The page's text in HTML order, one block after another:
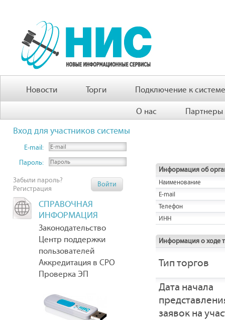
Новости Торги Подключение к системе
О нас Партнеры
Вход для участников системы
E-mail:
Пароль:
Забыли пароль?
Регистрация
СПРАВОЧНАЯ
ИНФОРМАЦИЯ
Законодательство
Центр поддержки
пользователей
Аккредитация в СРО
Проверка ЭП
Информация об
Наименование
E-mail
Телефон
ИНН
Информация о ходе
Тип торгов
Дата начала
заявок на